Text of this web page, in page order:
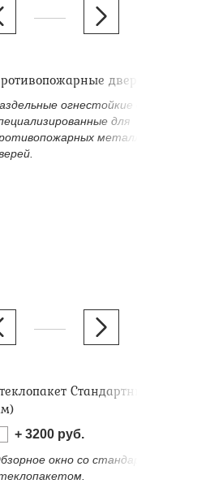
дверные ручки
огнестойкие дверные ручки
для
металлических
Стандартный (300*700
+ 3200 руб.
окно со стандартным